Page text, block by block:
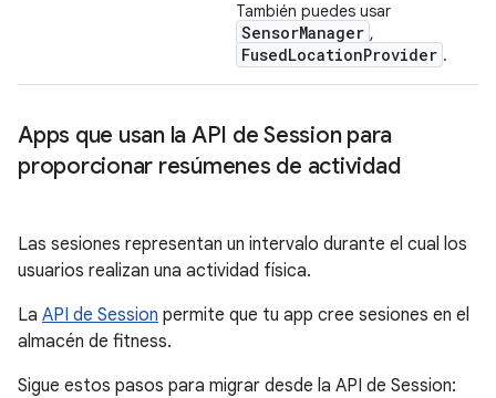
También puedes usar
SensorManager ,
FusedLocationProvider .
Apps que usan la API de Session para
proporcionar resúmenes de actividad
Las sesiones representan un intervalo durante el cual los
usuarios realizan una actividad física.
La API de Session permite que tu app cree sesiones en el
almacén de fitness.
Sigue estos pasos para migrar desde la API de Session: